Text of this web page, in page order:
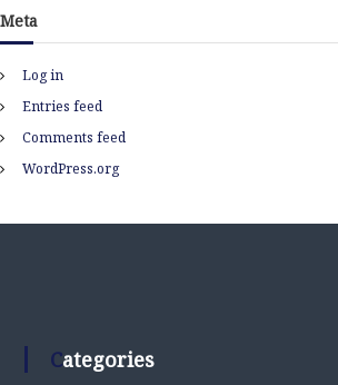
Meta
Log in
Entries feed
Comments feed
WordPress.org
Categories